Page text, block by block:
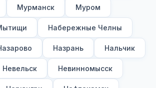
Мурманск Муром
Набережные Челны
Назрань Нальчик
Невельск Невинномысск